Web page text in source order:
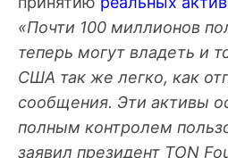
«Почти 100 миллионов
теперь могут владеть и
США так же легко, как
сообщения. Эти активы
полным контролем
заявил президент TON